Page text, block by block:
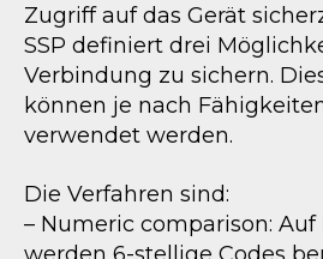
Zugriff auf das Gerät
SSP definiert drei
Verbindung zu sichern.
können je nach
verwendet werden.
Die Verfahren sind:
– Numeric comparison: